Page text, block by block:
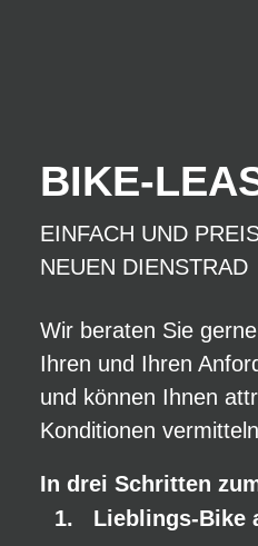
BIKE-
EINFACH UND
NEUEN DIENSTRAD
Wir beraten Sie
Ihren und Ihren
und können Ihnen
Konditionen
In drei Schritten
Lieblings-Bike